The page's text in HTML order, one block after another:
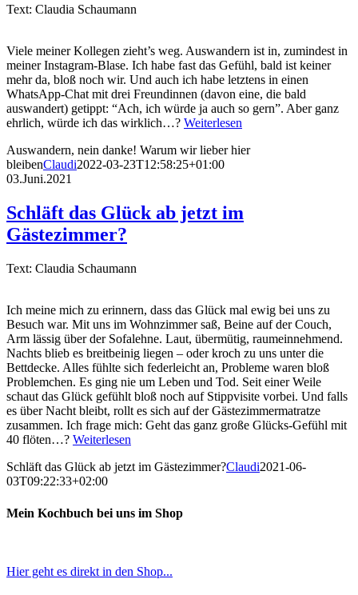
Text: Claudia Schaumann
Viele meiner Kollegen zieht’s weg. Auswandern ist in, zumindest in
meiner Instagram-Blase. Ich habe fast das Gefühl, bald ist keiner
mehr da, bloß noch wir. Und auch ich habe letztens in einen
WhatsApp-Chat mit drei Freundinnen (davon eine, die bald
auswandert) getippt: “Ach, ich würde ja auch so gern”. Aber ganz
ehrlich, würde ich das wirklich…? Weiterlesen
Auswandern, nein danke! Warum wir lieber hier
bleibenClaudi2022-03-23T12:58:25+01:00
03.Juni.2021
Schläft das Glück ab jetzt im
Gästezimmer?
Text: Claudia Schaumann
Ich meine mich zu erinnern, dass das Glück mal ewig bei uns zu
Besuch war. Mit uns im Wohnzimmer saß, Beine auf der Couch,
Arm lässig über der Sofalehne. Laut, übermütig, raumeinnehmend.
Nachts blieb es breitbeinig liegen – oder kroch zu uns unter die
Bettdecke. Alles fühlte sich federleicht an, Probleme waren bloß
Problemchen. Es ging nie um Leben und Tod. Seit einer Weile
schaut das Glück gefühlt bloß noch auf Stippvisite vorbei. Und falls
es über Nacht bleibt, rollt es sich auf der Gästezimmermatratze
zusammen. Ich frage mich: Geht das ganz große Glücks-Gefühl mit
40 flöten…? Weiterlesen
Schläft das Glück ab jetzt im Gästezimmer?Claudi2021-06-
03T09:22:33+02:00
Mein Kochbuch bei uns im Shop
Hier geht es direkt in den Shop...